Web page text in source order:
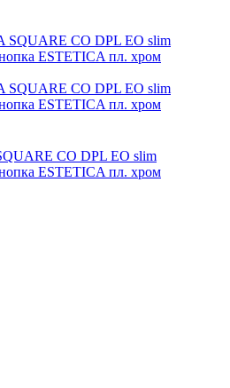
CO DPL EO slim
ESTETICA пл. хром